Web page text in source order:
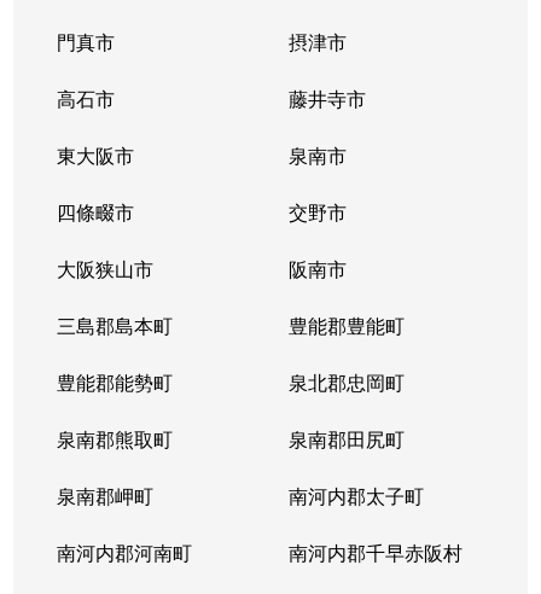
門真市 摂津市
高石市 藤井寺市
東大阪市 泉南市
四條畷市 交野市
大阪狭山市 阪南市
三島郡島本町 豊能郡豊能町
豊能郡能勢町 泉北郡忠岡町
泉南郡熊取町 泉南郡田尻町
泉南郡岬町 南河内郡太子町
南河内郡河南町 南河内郡千早赤阪村